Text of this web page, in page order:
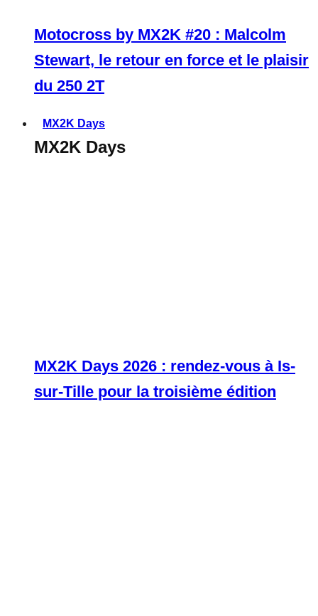
Motocross by MX2K #20 : Malcolm
Stewart, le retour en force et le plaisir
du 250 2T
MX2K Days
MX2K Days
MX2K Days 2026 : rendez-vous à Is-
sur-Tille pour la troisième édition